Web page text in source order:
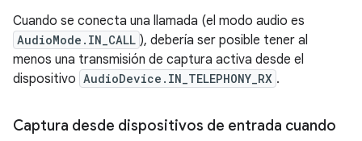
Cuando se conecta una llamada (el modo audio es
AudioMode.IN_CALL ), debería ser posible tener al
menos una transmisión de captura activa desde el
dispositivo AudioDevice.IN_TELEPHONY_RX .
Captura desde dispositivos de entrada cuando